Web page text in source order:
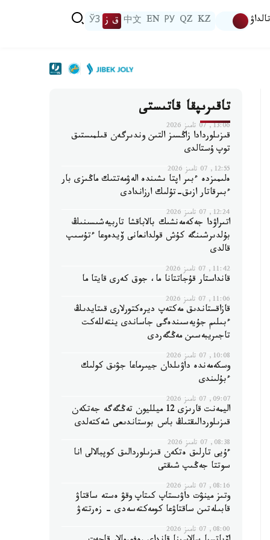
تالداۋ KZ
QZ
РУ
EN
中文 ق ز ЎЗ
تاقىرىپقا قاتىستى
13:06, 07 تامىز 2026
قىزىلوردادا زاڭسىز التىن وندىرگەن قىلمىستىق
توپ ۇستالدى
12:55, 07 تامىز 2026
ەلىمىزدە ءبىر اپتا ىشىندە الەۋمەتتىك ماڭىزى بار
ءبىرقاتار ازىق-تۇلىك ارزاندادى
12:24, 07 تامىز 2026
اتىراۋدا جەكەمەنشىك بالاباقشا تاربيەشىسىنىڭ
بۇلدىرشىنگە كۇش قولدانعانى ۆيدەوعا ءتۇسىپ
قالدى
11:42, 07 تامىز 2026
قانداستار قۇجاتتانا ما، جوق كەرى قايتا ما
11:06, 07 تامىز 2026
قازاقستاندىق مەكتەپ ديرەكتورلارى قىتايدىڭ
ءبىلىم جۇيەسىندەگى جاساندى ينتەللەكت
تاجىريبەسىن مەڭگەردى
10:08, 07 تامىز 2026
وسكەمەندە داۋىلدان جيىرماعا جۋىق كولىك
ءبۇلىندى
09:07, 07 تامىز 2026
اليمەنت قارىزى 12 ميلليون تەڭگەگە جەتكەن
قىزىلوردالىقتىڭ باس بوستاندىعى شەكتەلدى
08:38, 07 تامىز 2026
ءۇيى تارلىق ەتكەن قىزىلوردالىق كوپبالالى انا
سوتتا جەڭىپ شىقتى
08:16, 07 تامىز 2026
وتىز مينۋت داۋىستاپ كىتاپ وقۋ ەستە ساقتاۋ
قابىلەتىن ساقتاۋعا كومەكتەسەدى - زەرتتەۋ
08:00, 07 تامىز 2026